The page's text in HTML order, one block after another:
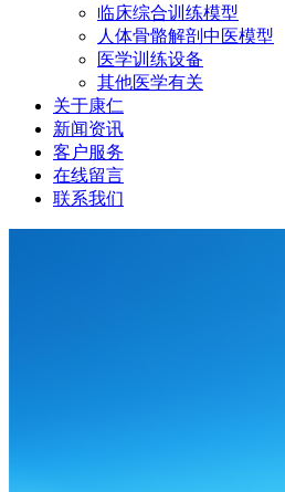
临床综合训练模型
人体骨骼解剖中医模型
医学训练设备
其他医学有关
关于康仁
新闻资讯
客户服务
在线留言
联系我们